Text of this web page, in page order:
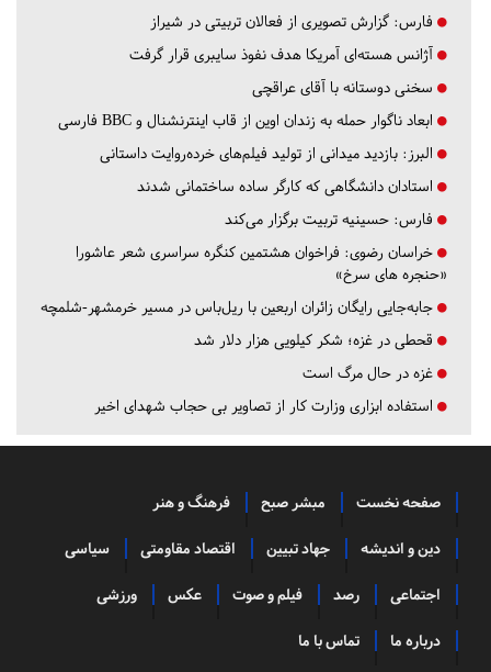
فارس: گزارش تصویری از فعالان تربیتی در شیراز
آژانس هسته‌ای آمریکا هدف نفوذ سایبری قرار گرفت
سخنی دوستانه با آقای عراقچی
ابعاد ناگوار حمله به زندان اوین از قاب اینترنشنال و BBC فارسی
البرز: بازدید میدانی از تولید فیلم‌های خرده‌روایت داستانی
استادان دانشگاهی که کارگر ساده ساختمانی شدند
فارس: حسینیه تربیت برگزار می‌کند
خراسان رضوی: فراخوان هشتمین کنگره سراسری شعر عاشورا
«حنجره های سرخ»
جابه‌جایی رایگان زائران اربعین با ریل‌باس در مسیر خرمشهر-شلمچه
قحطی در غزه؛ شکر کیلویی هزار دلار شد
غزه در حال مرگ است
استفاده ابزاری وزارت کار از تصاویر بی حجاب شهدای اخیر
صفحه نخست مبشر صبح فرهنگ و هنر
دین و اندیشه جهاد تبیین اقتصاد مقاومتی سیاسی
اجتماعی رصد فیلم و صوت عکس ورزشی
درباره ما تماس با ما